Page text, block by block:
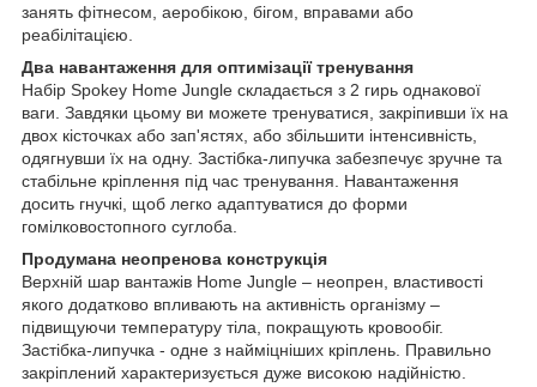
занять фітнесом, аеробікою, бігом, вправами або
реабілітацією.
Два навантаження для оптимізації тренування
Набір Spokey Home Jungle складається з 2 гирь однакової
ваги. Завдяки цьому ви можете тренуватися, закріпивши їх на
двох кісточках або зап'ястях, або збільшити інтенсивність,
одягнувши їх на одну. Застібка-липучка забезпечує зручне та
стабільне кріплення під час тренування. Навантаження
досить гнучкі, щоб легко адаптуватися до форми
гомілковостопного суглоба.
Продумана неопренова конструкція
Верхній шар вантажів Home Jungle – неопрен, властивості
якого додатково впливають на активність організму –
підвищуючи температуру тіла, покращують кровообіг.
Застібка-липучка - одне з найміцніших кріплень. Правильно
закріплений характеризується дуже високою надійністю.